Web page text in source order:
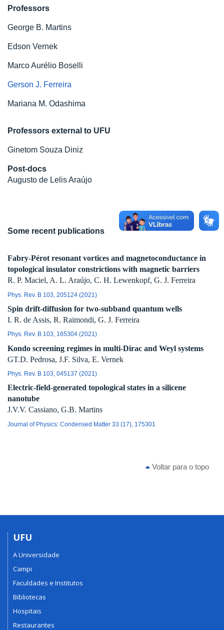
Professors
George B. Martins
Edson Vernek
Marco Aurélio Boselli
Gerson J. Ferreira
Mariana M. Odashima
Professors external to UFU
Ginetom Souza Diniz
Post-docs
Augusto de Lelis Araújo
Some recent publications
Fabry-Pérot resonant vortices and magnetoconductance in
topological insulator constrictions with magnetic barriers
R. P. Maciel, A. L. Araújo, C. H. Lewenkopf, G. J. Ferreira
Phys. Rev. B 103, 205124 (2021)
Spin drift-diffusion for two-subband quantum wells
I. R. de Assis, R. Raimondi, G. J. Ferreira
Phys. Rev. B 103, 165304 (2021)
Kondo screening regimes in multi-Dirac and Weyl systems
GT.D. Pedrosa, J.F. Silva, E. Vernek
Phys. Rev. B 103, 045137 (2021)
Electric-field-generated topological states in a silicene
nanotube
J.V.V. Cassiano, G.B. Martins
Journal of Physics: Condensed Matter 33 (17), 175301
Voltar para o topo
UFU
A Universidade
Campi
Faculdades e Institutos
Bibliotecas
Hospitais
Restaurantes